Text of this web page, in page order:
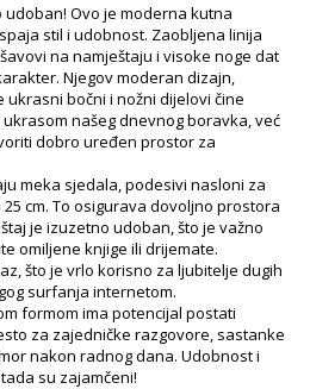
Ovo je moderna kutna
stil i udobnost. Zaobljena linija
na namještaju i visoke noge dat
Njegov moderan dizajn,
bočni i nožni dijelovi čine
našeg dnevnog boravka, već
dobro uređen prostor za
meka sjedala, podesivi nasloni za
cm. To osigurava dovoljno prostora
je izuzetno udoban, što je važno
omiljene knjige ili drijemate.
što je vrlo korisno za ljubitelje dugih
surfanja internetom.
formom ima potencijal postati
za zajedničke razgovore, sastanke
nakon radnog dana. Udobnost i
su zajamčeni!